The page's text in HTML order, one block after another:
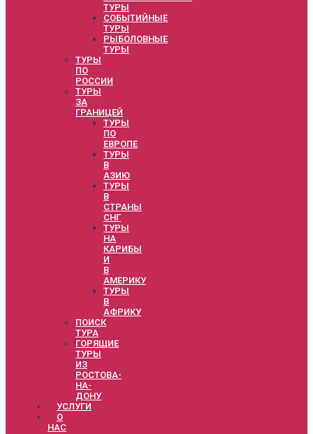
ТУРЫ
СОБЫТИЙНЫЕ
ТУРЫ
РЫБОЛОВНЫЕ
ТУРЫ
ТУРЫ
ПО
РОССИИ
ТУРЫ
ЗА
ГРАНИЦЕЙ
ТУРЫ
ПО
ЕВРОПЕ
ТУРЫ
В
АЗИЮ
ТУРЫ
В
СТРАНЫ
СНГ
ТУРЫ
НА
КАРИБЫ
И
В
АМЕРИКУ
ТУРЫ
В
АФРИКУ
ПОИСК
ТУРА
ГОРЯЩИЕ
ТУРЫ
ИЗ
РОСТОВА-
НА-
ДОНУ
УСЛУГИ
О
НАС